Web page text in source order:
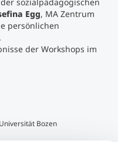
Egg, MA Zentrum
persönlichen
der Workshops im
Bozen